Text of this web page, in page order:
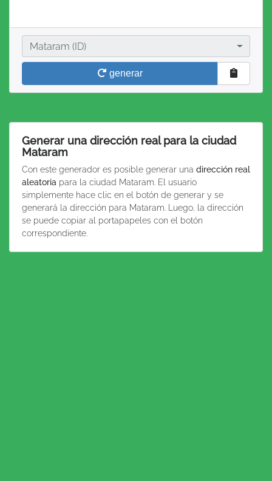
Ciudad
Mataram (ID)
generar
Generar una dirección real para la ciudad
Mataram
Con este generador es posible generar una dirección real
aleatoria para la ciudad Mataram. El usuario
simplemente hace clic en el botón de generar y se
generará la dirección para Mataram. Luego, la dirección
se puede copiar al portapapeles con el botón
correspondiente.